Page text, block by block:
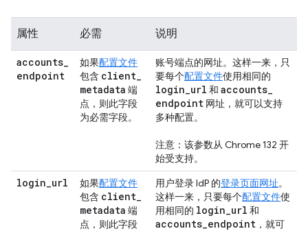
属性 必需 说明
accounts_
endpoint
如果配置文件
包含 client_
metadata 端
点，则此字段
为必需字段。
账号端点的网址。这样一来，只
要每个配置文件使用相同的
login_url 和 accounts_
endpoint 网址，就可以支持
多种配置。
注意：该参数从 Chrome 132 开
始受支持。
login_url 如果配置文件
包含 client_
metadata 端
点，则此字段
用户登录 IdP 的登录页面网址。
这样一来，只要每个配置文件使
用相同的 login_url 和
accounts_endpoint ，就可